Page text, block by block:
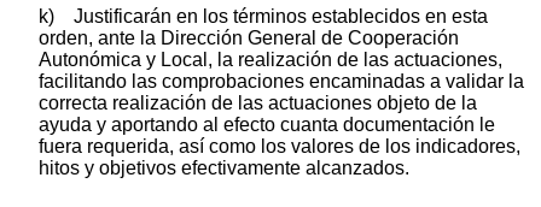
k) Justificarán en los términos establecidos en esta
orden, ante la Dirección General de Cooperación
Autonómica y Local, la realización de las actuaciones,
facilitando las comprobaciones encaminadas a validar la
correcta realización de las actuaciones objeto de la
ayuda y aportando al efecto cuanta documentación le
fuera requerida, así como los valores de los indicadores,
hitos y objetivos efectivamente alcanzados.